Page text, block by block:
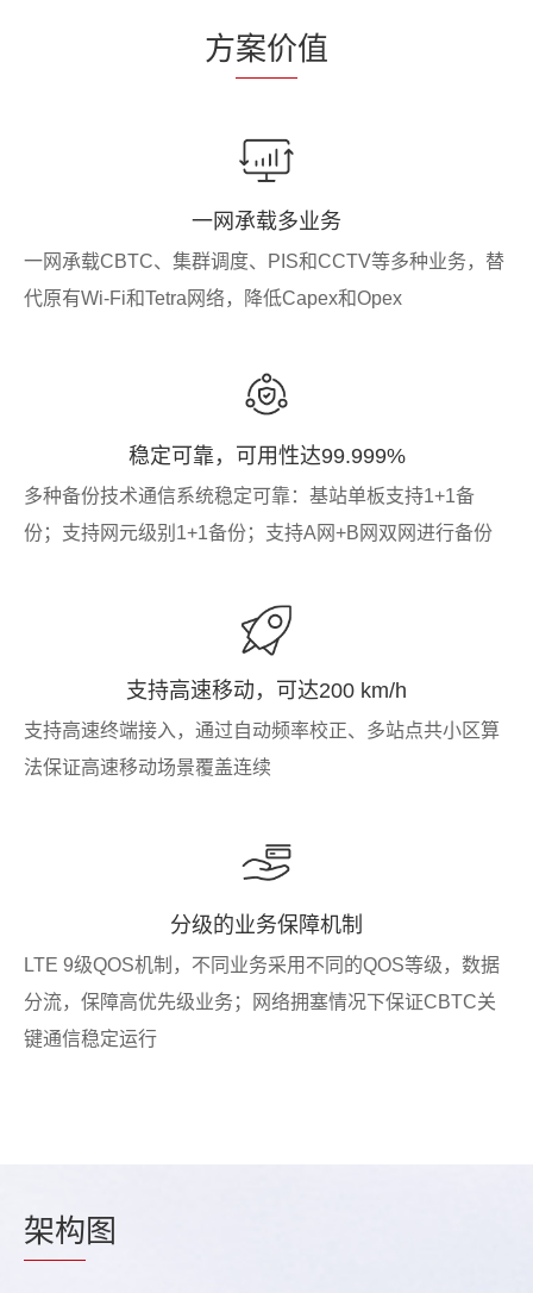
方案价值
一网承载多业务
一网承载CBTC、集群调度、PIS和CCTV等多种业务，替
代原有Wi-Fi和Tetra网络，降低Capex和Opex
稳定可靠，可用性达99.999%
多种备份技术通信系统稳定可靠：基站单板支持1+1备
份；支持网元级别1+1备份；支持A网+B网双网进行备份
支持高速移动，可达200 km/h
支持高速终端接入，通过自动频率校正、多站点共小区算
法保证高速移动场景覆盖连续
分级的业务保障机制
LTE 9级QOS机制，不同业务采用不同的QOS等级，数据
分流，保障高优先级业务；网络拥塞情况下保证CBTC关
键通信稳定运行
架构图